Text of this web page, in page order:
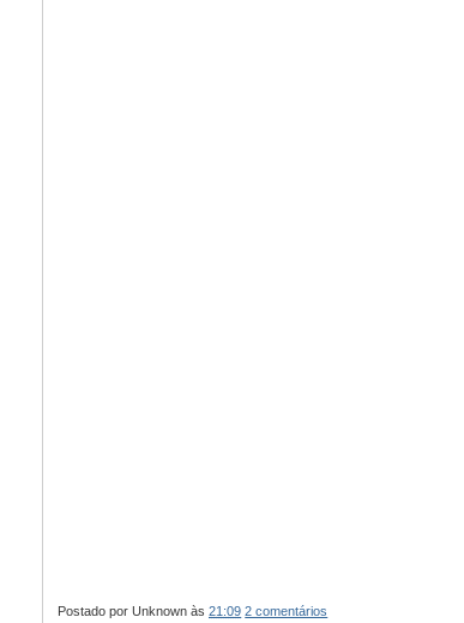
Postado porUnknown às21:09 2 comentários